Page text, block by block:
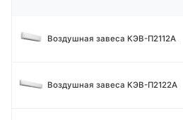
Воздушная завеса КЭВ-П2112А
Воздушная завеса КЭВ-П2122А